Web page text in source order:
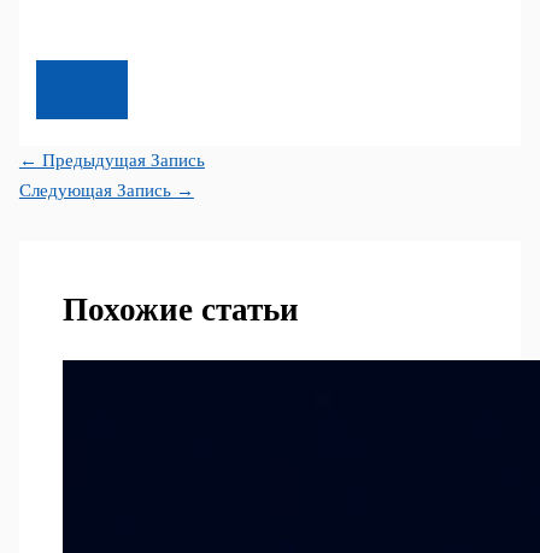
← Предыдущая Запись
Следующая Запись →
Похожие статьи